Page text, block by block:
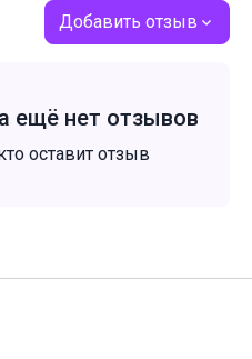
Добавить отзыв
ещё нет отзывов
оставит отзыв